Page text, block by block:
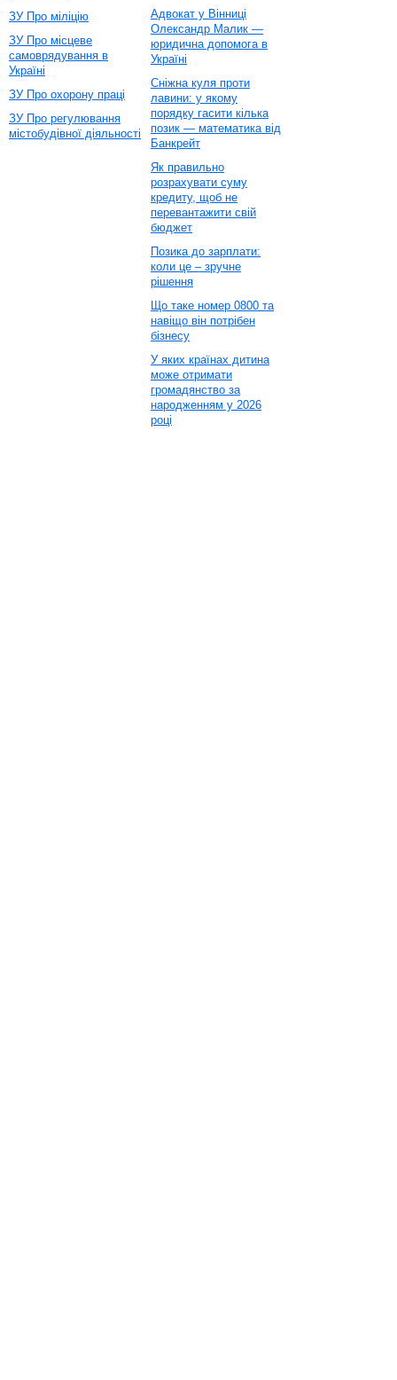
ЗУ Про міліцію
ЗУ Про місцеве
самоврядування в
Україні
ЗУ Про охорону праці
ЗУ Про регулювання
містобудівної діяльності
Адвокат у Вінниці
Олександр Малик —
юридична допомога в
Україні
Сніжна куля проти
лавини: у якому
порядку гасити кілька
позик — математика від
Банкрейт
Як правильно
розрахувати суму
кредиту, щоб не
перевантажити свій
бюджет
Позика до зарплати:
коли це – зручне
рішення
Що таке номер 0800 та
навіщо він потрібен
бізнесу
У яких країнах дитина
може отримати
громадянство за
народженням у 2026
році